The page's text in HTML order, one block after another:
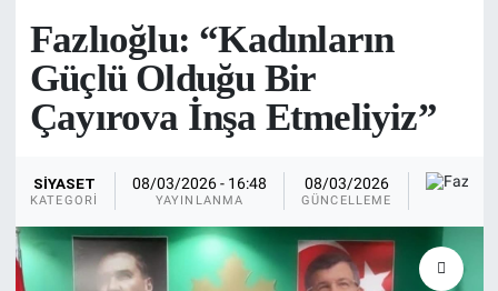
Fazlıoğlu: “Kadınların
Güçlü Olduğu Bir
Çayırova İnşa Etmeliyiz”
SİYASET
KATEGORI
08/03/2026 - 16:48
YAYINLANMA
08/03/2026
GÜNCELLEME
TEKNOLOJİ
SAĞLIK
İSLAM